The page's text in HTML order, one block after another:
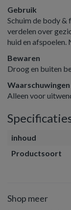
Gebruik
Schuim de body &
verdelen over
huid en afspoelen.
Bewaren
Droog en buiten
Waarschuwingen
Alleen voor
inhoud
Productsoort
Shop meer